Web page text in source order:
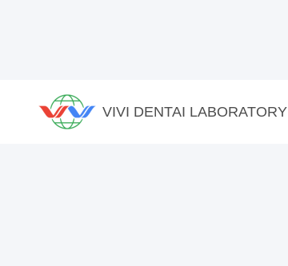
VIVI DENTAI LABORATORY